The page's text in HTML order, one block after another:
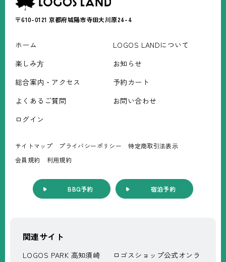
〒610-0121 京都府城陽市寺田大川原24-4
ホーム
LOGOS LANDについて
楽しみ⽅
お知らせ
総合案内・アクセス
予約カート
よくあるご質問
お問い合わせ
ログイン
サイトマップ プライバシーポリシー
特定商取引法表⽰
会員規約
利⽤規約
BBQ予約 宿泊予約
関連サイト
LOGOS PARK 高知須崎
ロゴスショップ公式オンラ